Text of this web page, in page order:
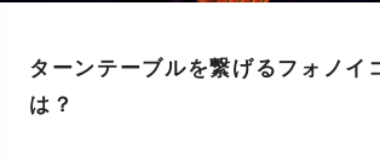
ターンテーブルを繋げるフォノイ
は？